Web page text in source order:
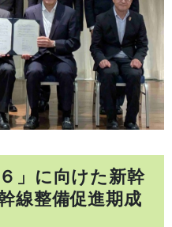
」に向けた新幹
線整備促進期成